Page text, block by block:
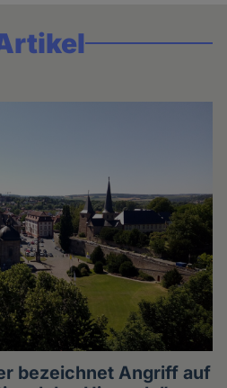
bezeichnet Angriff auf